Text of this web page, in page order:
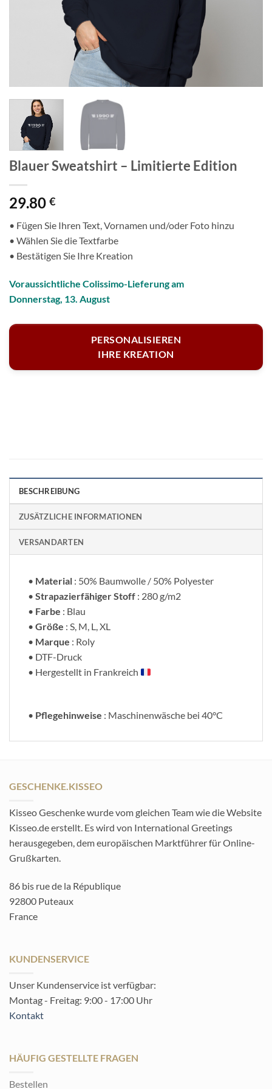
Blauer Sweatshirt – Limitierte Edition
29.80 €
• Fügen Sie Ihren Text, Vornamen und/oder Foto hinzu
• Wählen Sie die Textfarbe
• Bestätigen Sie Ihre Kreation
Voraussichtliche Colissimo-Lieferung am
Donnerstag, 13. August
PERSONALISIEREN
IHRE KREATION
BESCHREIBUNG
ZUSÄTZLICHE INFORMATIONEN
VERSANDARTEN
• Material : 50% Baumwolle / 50% Polyester
• Strapazierfähiger Stoff : 280 g/m2
• Farbe : Blau
• Größe : S, M, L, XL
• Marque : Roly
• DTF-Druck
• Hergestellt in Frankreich
• Pflegehinweise : Maschinenwäsche bei 40°C
GESCHENKE.KISSEO
Kisseo Geschenke wurde vom gleichen Team wie die Website
Kisseo.de erstellt. Es wird von International Greetings
herausgegeben, dem europäischen Marktführer für Online-
Grußkarten.
86 bis rue de la République
92800 Puteaux
France
KUNDENSERVICE
Unser Kundenservice ist verfügbar:
Montag - Freitag: 9:00 - 17:00 Uhr
Kontakt
HÄUFIG GESTELLTE FRAGEN
Bestellen